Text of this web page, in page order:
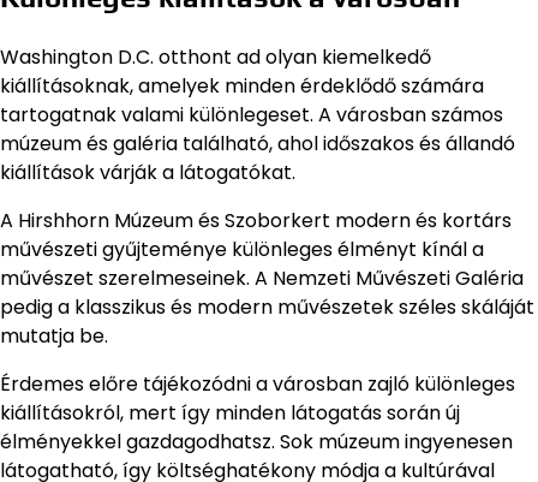
Washington D.C. otthont ad olyan kiemelkedő
kiállításoknak, amelyek minden érdeklődő számára
tartogatnak valami különlegeset. A városban számos
múzeum és galéria található, ahol időszakos és állandó
kiállítások várják a látogatókat.
A Hirshhorn Múzeum és Szoborkert modern és kortárs
művészeti gyűjteménye különleges élményt kínál a
művészet szerelmeseinek. A Nemzeti Művészeti Galéria
pedig a klasszikus és modern művészetek széles skáláját
mutatja be.
Érdemes előre tájékozódni a városban zajló különleges
kiállításokról, mert így minden látogatás során új
élményekkel gazdagodhatsz. Sok múzeum ingyenesen
látogatható, így költséghatékony módja a kultúrával